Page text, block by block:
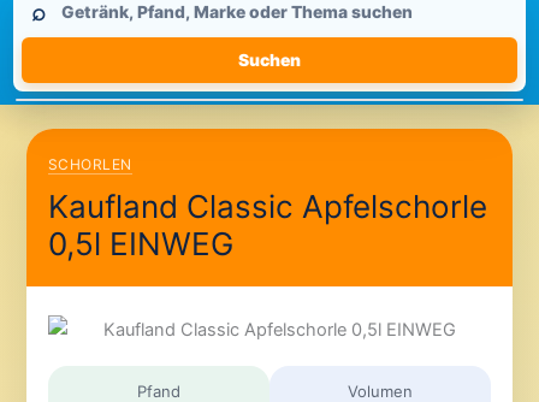
durchsuchen
⌕
Suchen
SCHORLEN
Kaufland Classic Apfelschorle
0,5l EINWEG
Pfand Volumen